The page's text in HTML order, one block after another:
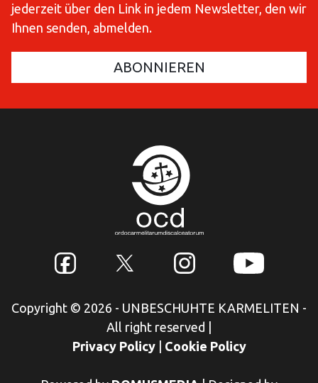
jederzeit über den Link in jedem Newsletter, den wir
Ihnen senden, abmelden.
Copyright © 2026 - UNBESCHUHTE KARMELITEN -
All right reserved
Privacy Policy
Cookie Policy